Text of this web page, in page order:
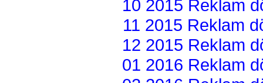
10 2015 Reklam
11 2015 Reklam
12 2015 Reklam
01 2016 Reklam